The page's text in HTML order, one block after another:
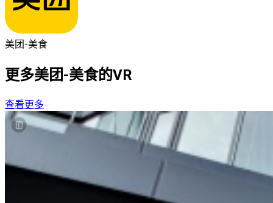
美团-美食
更多美团-美食的VR
查看更多